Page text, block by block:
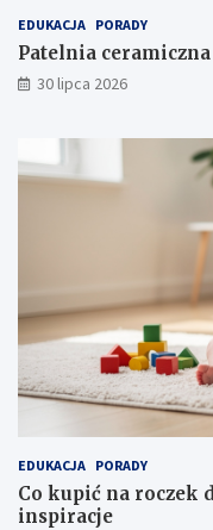
EDUKACJA PORADY
Patelnia
30 lipca 2026
EDUKACJA PORADY
Co kupić na roczek
inspiracje